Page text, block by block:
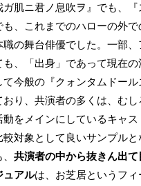
も、これまでのハローの外で
職の舞台俳優でした。一部
も、「出身」であって現在
て今般の『クォンタムドー
おり、共演者の多くは、む
をメインにしているキャス
較対象として良いサンプル
共演者の中から抜きん出て
ュアルは、お芝居というフ